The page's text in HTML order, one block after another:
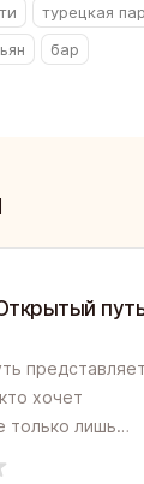
турецкая
бар
представляет
хочет
только лишь
и с пользой